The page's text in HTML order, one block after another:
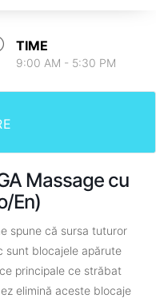
TIME
9:00 AM - 5:30 PM
Massage cu
En)
spune că sursa tuturor
sunt blocajele apărute
principale ce străbat
elimină aceste blocaje